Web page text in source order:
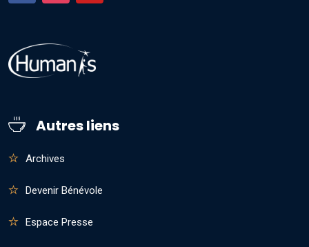
Autres liens
Archives
Devenir Bénévole
Espace Presse